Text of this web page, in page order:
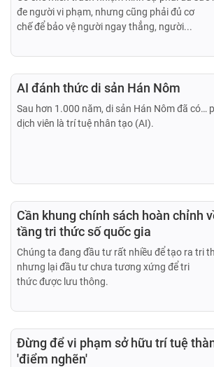
đe người vi phạm, nhưng cũng phải đủ cơ
chế để bảo vệ người ngay thẳng, người...
AI đánh thức di sản Hán Nôm
Sau hơn 1.000 năm, di sản Hán Nôm đã có…
dịch viên là trí tuệ nhân tạo (AI).
Cần khung chính sách hoàn chỉnh
tầng tri thức số quốc gia
Chúng ta đang đầu tư rất nhiều để tạo ra tri
nhưng lại đầu tư chưa tương xứng để tri
thức được lưu thông.
Đừng để vi phạm sở hữu trí tuệ
'điểm nghẽn'